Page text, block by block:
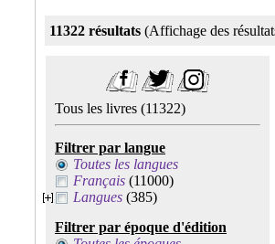
11322 résultats (Affichage des
Tous les livres (11322)
Filtrer par langue
Toutes les langues
Français (11000)
Langues (385)
Filtrer par époque d'édition